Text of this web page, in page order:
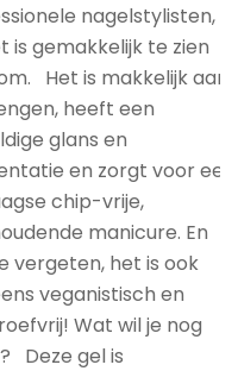
nagelstylisten,
is gemakkelijk te zien
Het is makkelijk aan
heeft een
glans en
en zorgt voor een
chip-vrije,
manicure. En
vergeten, het is ook
veganistisch en
Wat wil je nog
Deze gel is